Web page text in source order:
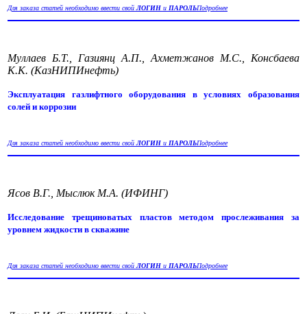
Для заказа статей необходимо ввести свойЛОГИН и ПАРОЛЬПодробнее
Муллаев Б.Т., Газиянц А.П., Ахметжанов М.С., Консбаева
К.К. (КазНИПИнефть)
Эксплуатация газлифтного оборудования в условиях образования
солей и коррозии
Для заказа статей необходимо ввести свойЛОГИН и ПАРОЛЬПодробнее
Ясов В.Г., Мыслюк М.А. (ИФИНГ)
Исследование трещиноватых пластов методом прослеживания за
уровнем жидкости в скважине
Для заказа статей необходимо ввести свойЛОГИН и ПАРОЛЬПодробнее